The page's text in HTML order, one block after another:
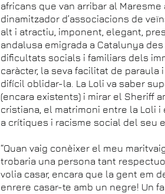
africans que van arribar al
dinamitzador d’associacions de
alt i atractiu, imponent, elegant,
andalusa emigrada a Catalunya
dificultats socials i familiars dels
caràcter, la seva facilitat de paraula
difícil oblidar-la. La Loli va saber
(encara existents) i mirar el Sheriff
cristiana, el matrimoni entre la Loli i
a crítiques i racisme social del seu
“Quan vaig conèixer el meu
trobaria una persona tant
volia casar, encara que la gent em
enrere casar-te amb un negre! Un